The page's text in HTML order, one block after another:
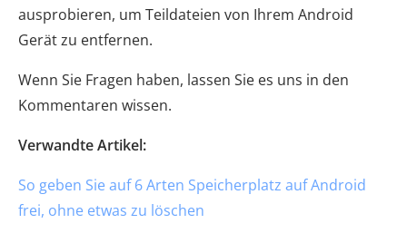
ausprobieren, um Teildateien von Ihrem Android
Gerät zu entfernen.
Wenn Sie Fragen haben, lassen Sie es uns in den
Kommentaren wissen.
Verwandte Artikel:
So geben Sie auf 6 Arten Speicherplatz auf Android
frei, ohne etwas zu löschen